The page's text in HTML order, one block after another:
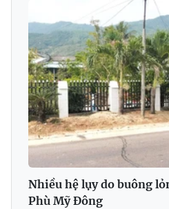
Nhiều hệ lụy do buông
Phù Mỹ Đông